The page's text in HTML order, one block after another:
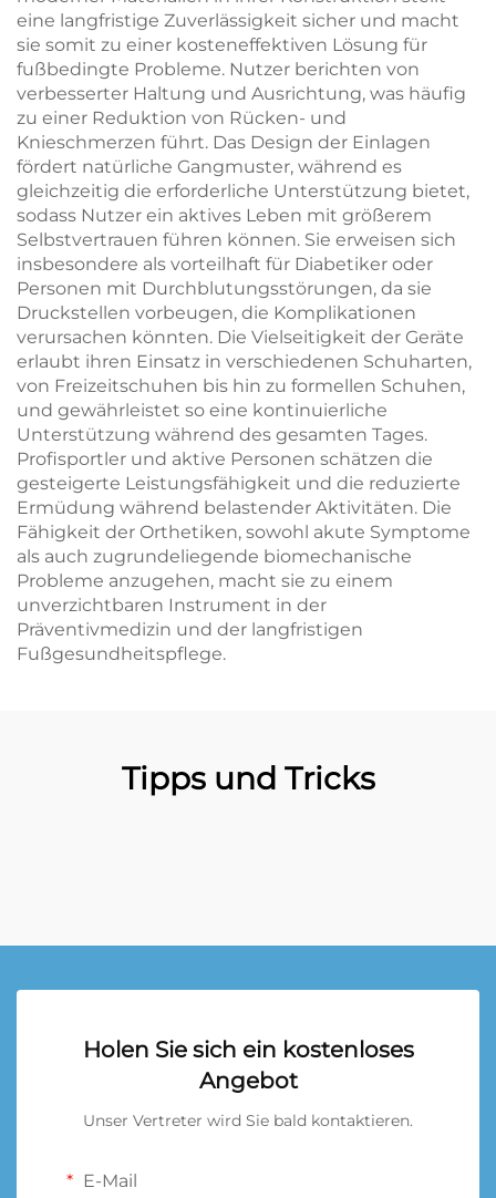
eine langfristige Zuverlässigkeit sicher und macht
sie somit zu einer kosteneffektiven Lösung für
fußbedingte Probleme. Nutzer berichten von
verbesserter Haltung und Ausrichtung, was häufig
zu einer Reduktion von Rücken- und
Knieschmerzen führt. Das Design der Einlagen
fördert natürliche Gangmuster, während es
gleichzeitig die erforderliche Unterstützung bietet,
sodass Nutzer ein aktives Leben mit größerem
Selbstvertrauen führen können. Sie erweisen sich
insbesondere als vorteilhaft für Diabetiker oder
Personen mit Durchblutungsstörungen, da sie
Druckstellen vorbeugen, die Komplikationen
verursachen könnten. Die Vielseitigkeit der Geräte
erlaubt ihren Einsatz in verschiedenen Schuharten,
von Freizeitschuhen bis hin zu formellen Schuhen,
und gewährleistet so eine kontinuierliche
Unterstützung während des gesamten Tages.
Profisportler und aktive Personen schätzen die
gesteigerte Leistungsfähigkeit und die reduzierte
Ermüdung während belastender Aktivitäten. Die
Fähigkeit der Orthetiken, sowohl akute Symptome
als auch zugrundeliegende biomechanische
Probleme anzugehen, macht sie zu einem
unverzichtbaren Instrument in der
Präventivmedizin und der langfristigen
Fußgesundheitspflege.
Tipps und Tricks
Holen Sie sich ein kostenloses
Angebot
Unser Vertreter wird Sie bald kontaktieren.
E-Mail